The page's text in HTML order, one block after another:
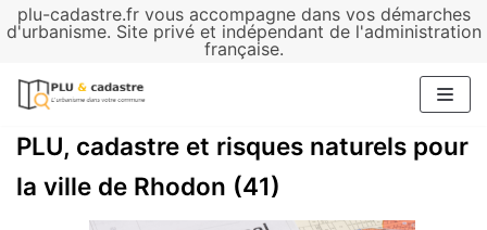
plu-cadastre.fr vous accompagne dans vos démarches
d'urbanisme. Site privé et indépendant de l'administration
française.
Aller
contenu
PLU, cadastre et risques naturels pour
la ville de Rhodon (41)